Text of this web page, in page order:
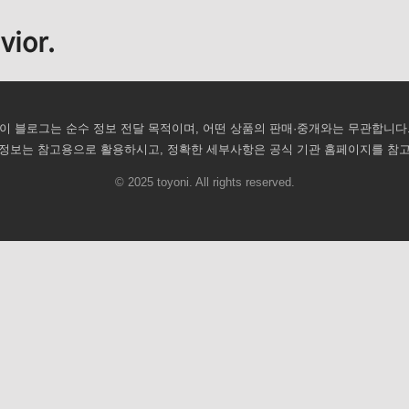
블로그는 순수 정보 전달 목적이며, 어떤 상품의 판매·중개와는 무관합니다.
보는 참고용으로 활용하시고, 정확한 세부사항은 공식 기관 홈페이지를 참
© 2025 toyoni. All rights reserved.